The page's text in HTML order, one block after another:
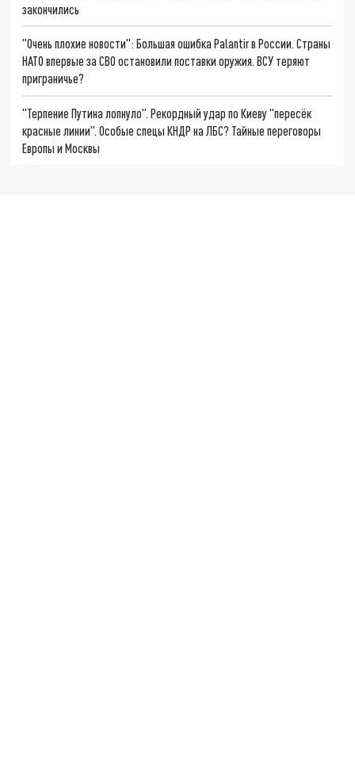
закончились
"Очень плохие новости": Большая ошибка Palantir в России. Страны
НАТО впервые за СВО остановили поставки оружия. ВСУ теряют
приграничье?
"Терпение Путина лопнуло". Рекордный удар по Киеву "пересёк
красные линии". Особые спецы КНДР на ЛБС? Тайные переговоры
Европы и Москвы